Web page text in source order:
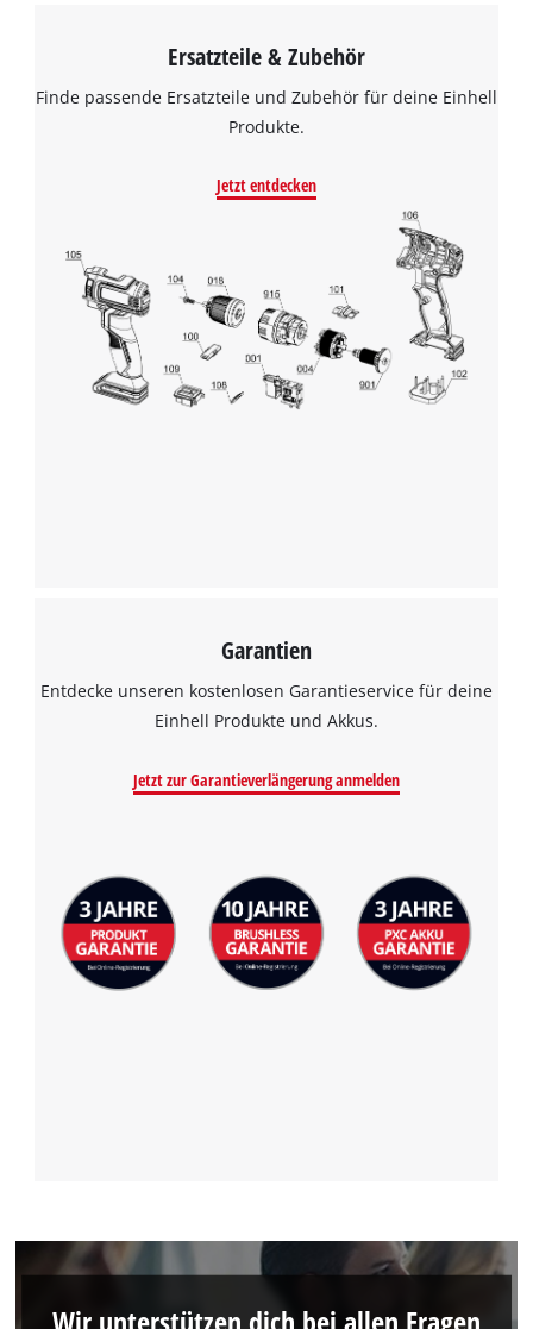
Ersatzteile & Zubehör
Finde passende Ersatzteile und Zubehör für deine Einhell
Produkte.
Jetzt entdecken
Garantien
Entdecke unseren kostenlosen Garantieservice für deine
Einhell Produkte und Akkus.
Jetzt zur Garantieverlängerung anmelden
Wir unterstützen dich bei allen Fragen